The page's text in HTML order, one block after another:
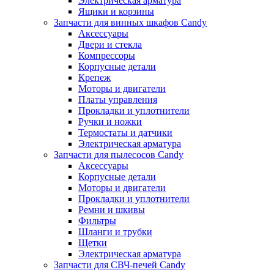
Ящики и корзины
Запчасти для винных шкафов Candy
Аксессуары
Двери и стекла
Компрессоры
Корпусные детали
Крепеж
Моторы и двигатели
Платы управления
Прокладки и уплотнители
Ручки и ножки
Термостаты и датчики
Электрическая арматура
Запчасти для пылесосов Candy
Аксессуары
Корпусные детали
Моторы и двигатели
Прокладки и уплотнители
Ремни и шкивы
Фильтры
Шланги и трубки
Щетки
Электрическая арматура
Запчасти для СВЧ-печей Candy